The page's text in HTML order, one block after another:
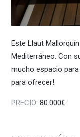
Este Llaut
Mediterráneo. Con
mucho espacio
para ofrecer!
PRECIO: 80.000€